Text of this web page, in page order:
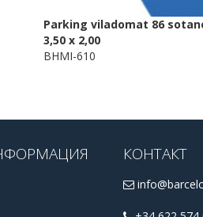
Parking viladomat 86
3,50 x 2,00
BHMI-610
КОНТАКТ